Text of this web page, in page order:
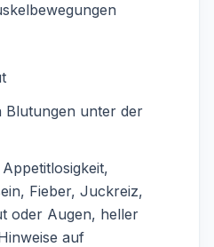
Blutungen unter der
Fieber, Juckreiz,
oder Augen, heller
auf